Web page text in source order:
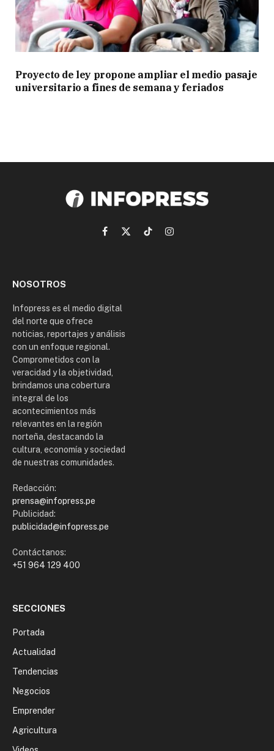
Proyecto de ley propone ampliar el medio pasaje
universitario a fines de semana y feriados
Facebook
X
TikTokInstagram
NOSOTROS
Infopress es el medio digital
del norte que ofrece
noticias, reportajes y análisis
con un enfoque regional.
Comprometidos con la
veracidad y la objetividad,
brindamos una cobertura
integral de los
acontecimientos más
relevantes en la región
norteña, destacando la
cultura, economía y sociedad
de nuestras comunidades.
Redacción:
prensa@infopress.pe
Publicidad:
publicidad@infopress.pe
Contáctanos:
+51 964 129 400
SECCIONES
Portada
Actualidad
Tendencias
Negocios
Emprender
Agricultura